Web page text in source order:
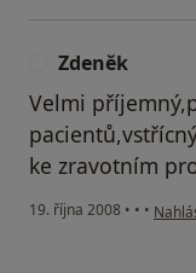
Zdeněk
Velmi
ke zravotním
19. října 2008 • • • podle